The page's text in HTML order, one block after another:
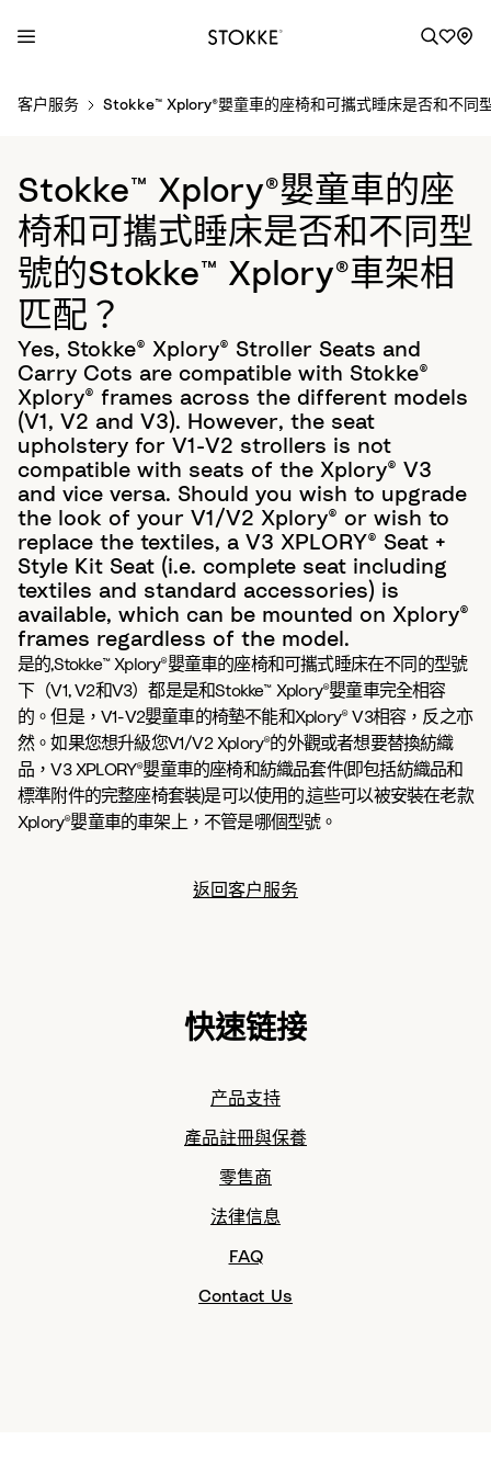
客户服务 Stokke™ Xplory®嬰童車的座椅和可攜式睡床是否和不同
Stokke™ Xplory®嬰童車的座
椅和可攜式睡床是否和不同型
號的Stokke™ Xplory®車架相
匹配？
Yes, Stokke® Xplory® Stroller Seats and
Carry Cots are compatible with Stokke®
Xplory® frames across the different models
(V1, V2 and V3). However, the seat
upholstery for V1-V2 strollers is not
compatible with seats of the Xplory® V3
and vice versa. Should you wish to upgrade
the look of your V1/V2 Xplory® or wish to
replace the textiles, a V3 XPLORY® Seat +
Style Kit Seat (i.e. complete seat including
textiles and standard accessories) is
available, which can be mounted on Xplory®
frames regardless of the model.
是的,Stokke™ Xplory®嬰童車的座椅和可攜式睡床在不同的型號
下（V1, V2和V3）都是是和Stokke™ Xplory®嬰童車完全相容
的。但是，V1-V2嬰童車的椅墊不能和Xplory® V3相容，反之亦
然。如果您想升級您V1/V2 Xplory®的外觀或者想要替換紡織
品，V3 XPLORY®嬰童車的座椅和紡織品套件(即包括紡織品和
標準附件的完整座椅套裝)是可以使用的,這些可以被安裝在老款
Xplory®嬰童車的車架上，不管是哪個型號。
返回客户服务
快速链接
产品支持
產品註冊與保養
零售商
法律信息
FAQ
Contact Us